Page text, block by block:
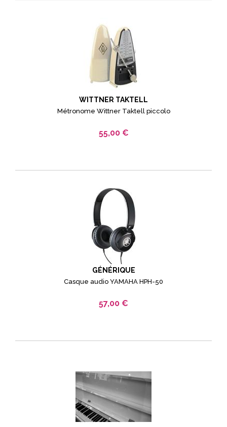
WITTNER TAKTELL
Métronome Wittner Taktell piccolo
55,00 €
GÉNÉRIQUE
Casque audio YAMAHA HPH-50
57,00 €